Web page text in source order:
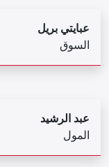
عبايتي بريل
السوق
عبد الرشيد
المول